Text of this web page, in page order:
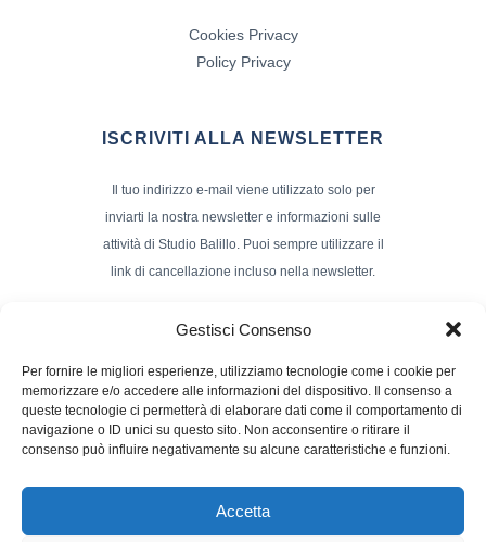
Gestisci Consenso
Per fornire le migliori esperienze, utilizziamo tecnologie come i cookie per
memorizzare e/o accedere alle informazioni del dispositivo. Il consenso a
queste tecnologie ci permetterà di elaborare dati come il comportamento di
navigazione o ID unici su questo sito. Non acconsentire o ritirare il
consenso può influire negativamente su alcune caratteristiche e funzioni.
Accetta
Cookies Privacy
Policy Privacy
ISCRIVITI ALLA NEWSLETTER
Il tuo indirizzo e-mail viene utilizzato solo per
inviarti la nostra newsletter e informazioni sulle
attività di Studio Balillo. Puoi sempre utilizzare il
link di cancellazione incluso nella newsletter.
Nome e Cognome